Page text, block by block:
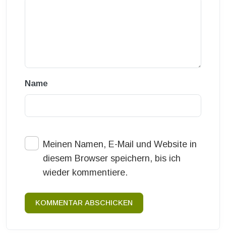
Name
Meinen Namen, E-Mail und Website in
diesem Browser speichern, bis ich
wieder kommentiere.
KOMMENTAR ABSCHICKEN